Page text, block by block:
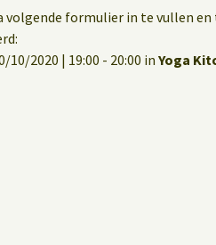
volgende formulier in te vullen
10/2020 | 19:00 - 20:00 in Yoga